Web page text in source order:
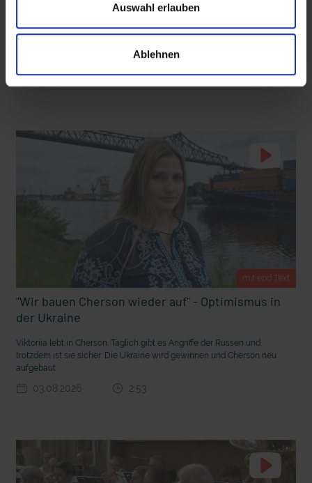
Auswahl erlauben
Ablehnen
Nachhaltige Geldanlage: Rendite mit gutem Gewissen?
Ostern erleben wie vor 2000 Jahren in Jerusalem
Seelsorge für Trucker: "Könige der Landstraße"
oder "Deppen der Nation"?
Grillfest für LKW-Fahrer an der A6
05.08.2026 2:55
mit epd Text
"Wir bauen Cherson wieder auf" - Optimismus in
der Ukraine
Viktoriia lebt in Cherson. Täglich gibt es Angriffe der Russen und
trotzdem ist sie sicher: Die Ukraine wird gewinnen und Cherson neu
aufgebaut.
03.08.2026 2:53